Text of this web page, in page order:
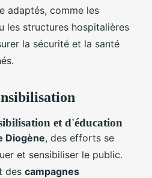
adaptés, comme les
les structures hospitalières
la sécurité et la santé
et d'éducation
Diogène, des efforts se
et sensibiliser le public.
des campagnes